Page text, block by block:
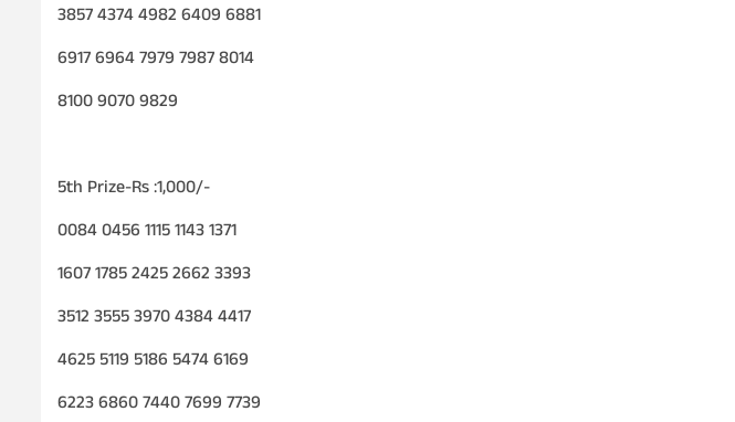
3857 4374 4982 6409 6881
6917 6964 7979 7987 8014
8100 9070 9829
5th Prize-Rs :1,000/-
0084 0456 1115 1143 1371
1607 1785 2425 2662 3393
3512 3555 3970 4384 4417
4625 5119 5186 5474 6169
6223 6860 7440 7699 7739